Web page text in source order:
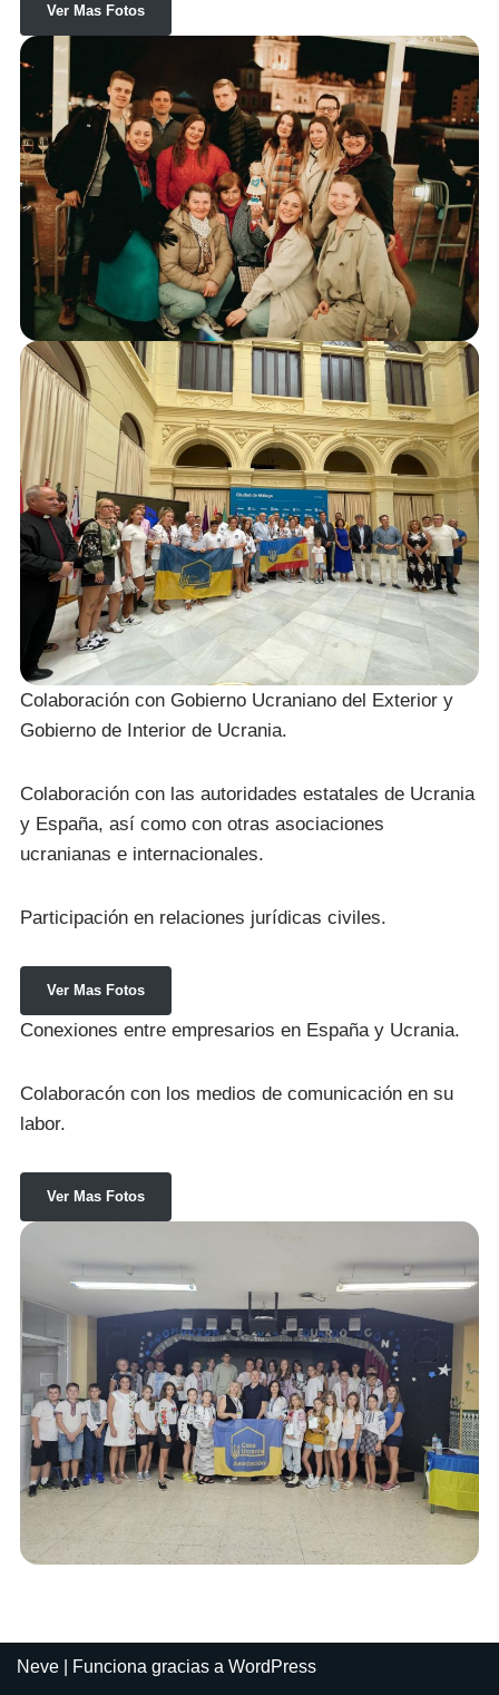
Ver Mas Fotos
Colaboración con Gobierno Ucraniano del Exterior y
Gobierno de Interior de Ucrania.
Colaboración con las autoridades estatales de Ucrania
y España, así como con otras asociaciones
ucranianas e internacionales.
Participación en relaciones jurídicas civiles.
Ver Mas Fotos
Conexiones entre empresarios en España y Ucrania.
Colaboracón con los medios de comunicación en su
labor.
Ver Mas Fotos
Neve | Funciona gracias a WordPress